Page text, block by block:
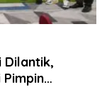
Dilantik,